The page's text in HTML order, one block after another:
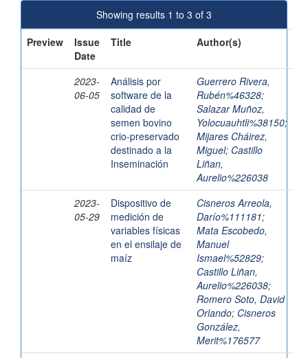
Showing results 1 to 3 of 3
Preview
Issue
Date
Title Author(s)
2023-
06-05
Análisis por
software de la
calidad de
semen bovino
crio-preservado
destinado a la
Inseminación
Guerrero Rivera,
Rubén%46328;
Salazar Muñoz,
Yolocuauhtli%38150;
Mijares Cháirez,
Miguel; Castillo
Liñan,
Aurelio%226038
2023-
05-29
Dispositivo de
medición de
variables físicas
en el ensilaje de
maíz
Cisneros Arreola,
Darío%111181;
Mata Escobedo,
Manuel
Ismael%52829;
Castillo Liñan,
Aurelio%226038;
Romero Soto, David
Orlando; Cisneros
González,
Merit%176577